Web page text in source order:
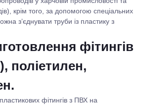
крім того, за допомогою спеціальних
з’єднувати труби із пластику з
фітингів
поліетилен,
фітингів з ПВХ на